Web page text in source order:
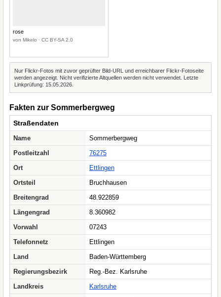
rose
von Mikelo · CC BY-SA 2.0
Nur Flickr-Fotos mit zuvor geprüfter Bild-URL und erreichbarer Flickr-Fotoseite
werden angezeigt. Nicht verifizierte Altquellen werden nicht verwendet. Letzte
Linkprüfung: 15.05.2026.
Fakten zur Sommerbergweg
Straßendaten
Name
Sommerbergweg
Postleitzahl
76275
Ort
Ettlingen
Ortsteil
Bruchhausen
Breitengrad
48.922859
Längengrad
8.360982
Vorwahl
07243
Telefonnetz
Ettlingen
Land
Baden-Württemberg
Regierungsbezirk
Reg.-Bez. Karlsruhe
Landkreis
Karlsruhe